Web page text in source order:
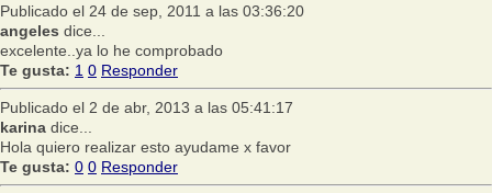
Publicado el 24 de sep, 2011 a las 03:36:20
angeles dice...
excelente..ya lo he comprobado
Te gusta: 1 0 Responder
Publicado el 2 de abr, 2013 a las 05:41:17
karina dice...
Hola quiero realizar esto ayudame x favor
Te gusta: 0 0 Responder